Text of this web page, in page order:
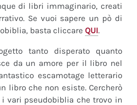
di libri immaginario, creati
Se vuoi sapere un pò di
basta cliccare QUI.
tanto disperato quanto
da un amore per il libro nel
escamotage letterario
libro che non esiste. Cercherò
vari pseudobiblia che trovo in